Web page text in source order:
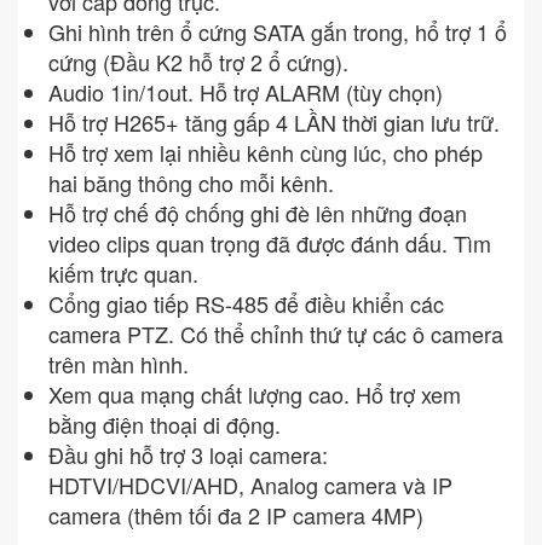
Ghi hình trên ổ cứng SATA gắn trong, hổ trợ 1 ổ
cứng (Đầu K2 hỗ trợ 2 ổ cứng).
Audio 1in/1out. Hỗ trợ ALARM (tùy chọn)
Hỗ trợ H265+ tăng gấp 4 LẦN thời gian lưu trữ.
Hỗ trợ xem lại nhiều kênh cùng lúc, cho phép
hai băng thông cho mỗi kênh.
Hỗ trợ chế độ chống ghi đè lên những đoạn
video clips quan trọng đã được đánh dấu. Tìm
kiếm trực quan.
Cổng giao tiếp RS-485 để điều khiển các
camera PTZ. Có thể chỉnh thứ tự các ô camera
trên màn hình.
Xem qua mạng chất lượng cao. Hổ trợ xem
bằng điện thoại di động.
Đầu ghi hỗ trợ 3 loại camera:
HDTVI/HDCVI/AHD, Analog camera và IP
camera (thêm tối đa 2 IP camera 4MP)